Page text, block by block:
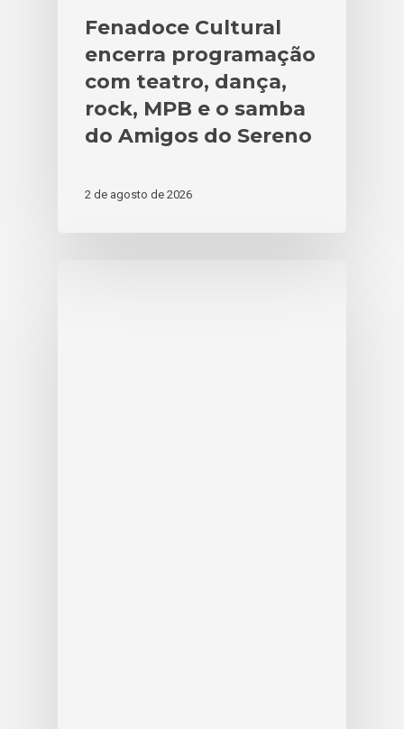
Fenadoce Cultural
encerra programação
com teatro, dança,
rock, MPB e o samba
do Amigos do Sereno
2 de agosto de 2026